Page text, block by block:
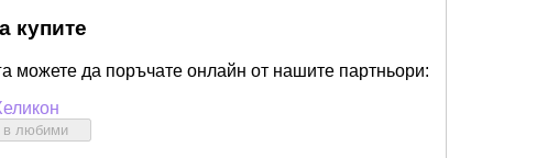
купите
можете да поръчате онлайн от нашите партньори:
в любими